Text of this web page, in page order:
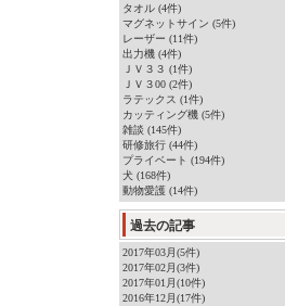
タオル (4件)
マグネットサイン (5件)
レーザー (11件)
出力機 (4件)
ＪＶ３３ (1件)
ＪＶ３00 (2件)
ラテックス (1件)
カッティング機 (5件)
雑談 (145件)
研修旅行 (44件)
プライベート (194件)
犬 (168件)
動物愛護 (14件)
過去の記事
2017年03月(5件)
2017年02月(3件)
2017年01月(10件)
2016年12月(17件)